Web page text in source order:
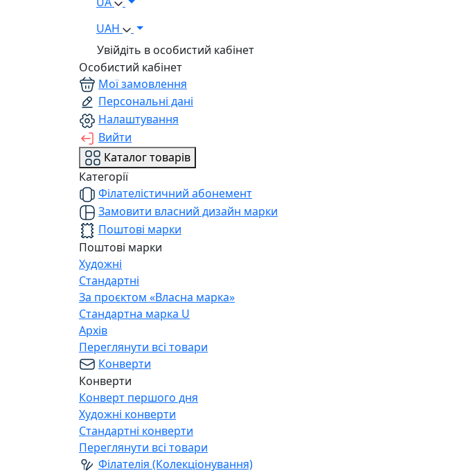
UAH
Увійдіть в особистий кабінет
Особистий кабінет
Мої замовлення
Персональні дані
Налаштування
Вийти
Каталог товарів
Категорії
Філателістичний абонемент
Замовити власний дизайн марки
Поштові марки
Поштові марки
Художні
Стандартні
За проєктом «Власна марка»
Стандартна марка U
Архів
Переглянути всі товари
Конверти
Конверти
Конверт першого дня
Художні конверти
Стандартні конверти
Переглянути всі товари
Філателія (Колекціонування)